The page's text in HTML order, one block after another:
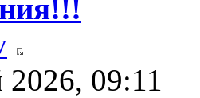
2026, 09:11